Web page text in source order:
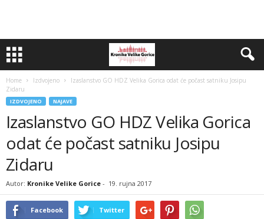
Home Izdvojeno
Izaslanstvo GO HDZ Velika Gorica odat će počast satniku Josipu
Zidaru
IZDVOJENO NAJAVE
Izaslanstvo GO HDZ Velika Gorica
odat će počast satniku Josipu
Zidaru
Autor: Kronike Velike Gorice - 19. rujna 2017
Facebook Twitter